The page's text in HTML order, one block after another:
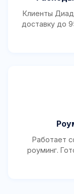
Клиенты
доставку до
Работает
роуминг.